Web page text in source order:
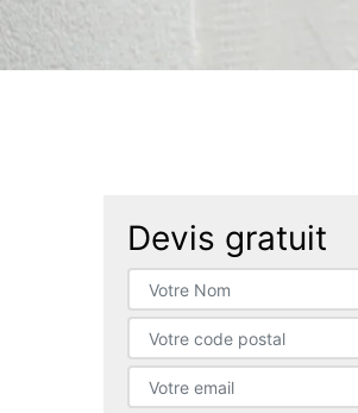
Devis gratuit